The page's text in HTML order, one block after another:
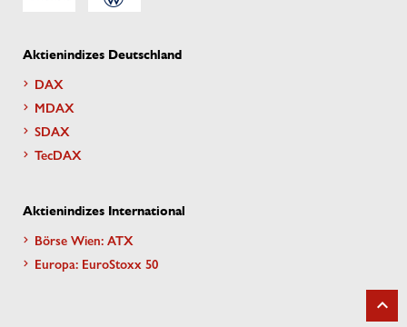
Aktienindizes Deutschland
DAX
MDAX
SDAX
TecDAX
Aktienindizes International
Börse Wien: ATX
Europa: EuroStoxx 50